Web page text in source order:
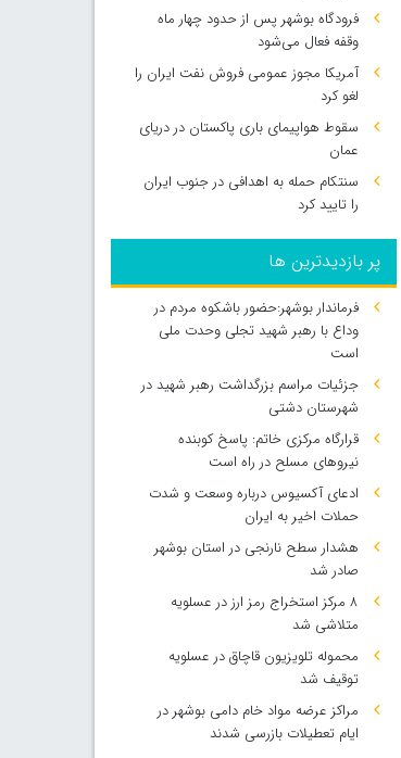
فرودگاه بوشهر پس از حدود چهار ماه
وقفه فعال می‌شود
آمریکا مجوز عمومی فروش نفت ایران را
لغو کرد
سقوط هواپیمای باری پاکستان در دریای
عمان
سنتکام حمله به اهدافی در جنوب ایران
را تایید کرد
پر بازدیدترین ها
فرماندار بوشهر:حضور باشکوه مردم در
وداع با رهبر شهید تجلی وحدت ملی
است
جزئیات مراسم بزرگداشت رهبر شهید در
شهرستان دشتی
قرارگاه مرکزی خاتم: پاسخ کوبنده
نیروهای مسلح در راه است
ادعای آکسیوس درباره وسعت و شدت
حملات اخیر به ایران
هشدار سطح نارنجی در استان بوشهر
صادر شد
۸ مرکز استخراج رمز ارز در عسلویه
متلاشی شد
محموله تلویزیون قاچاق در عسلویه
توقیف شد
مراکز عرضه مواد خام دامی بوشهر در
ایام تعطیلات بازرسی شدند